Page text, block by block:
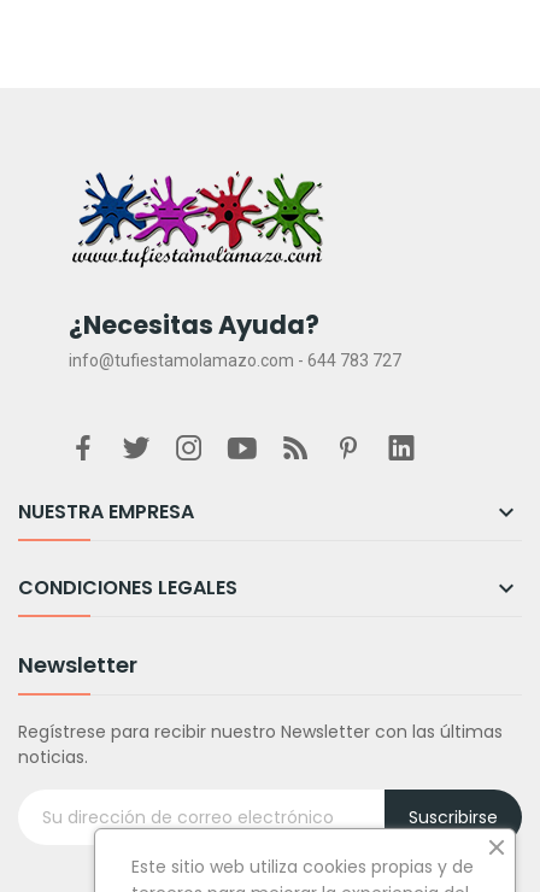
¿Necesitas Ayuda?
info@tufiestamolamazo.com - 644 783 727
NUESTRA EMPRESA 
CONDICIONES LEGALES 
Newsletter
Regístrese para recibir nuestro Newsletter con las últimas
noticias.
Suscribirse
Este sitio web utiliza cookies propias y de